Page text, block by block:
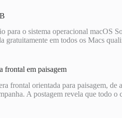
o sistema operacional macOS
em todos os Macs
frontal em paisagem
frontal orientada para paisagem,
A postagem revela que